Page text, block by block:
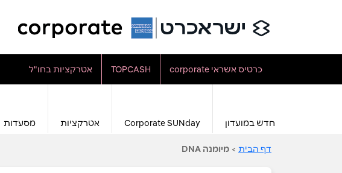
כרטיס אשראי corporate TOPCASH אטרקציות בחו"ל
חדש במועדון Corporate SUNday אטרקציות מסעדות
דף הבית > מיומנה DNA